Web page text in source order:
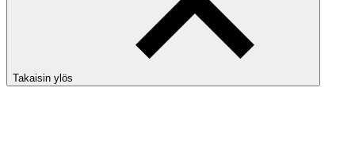
Takaisin ylös